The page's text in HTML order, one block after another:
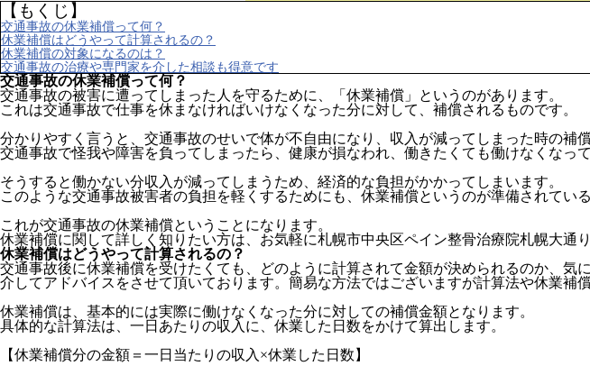
【もくじ】
交通事故の休業補償って何？
休業補償はどうやって計算されるの？
休業補償の対象になるのは？
交通事故の治療や専門家を介した相談も得意です
交通事故の休業補償って何？
交通事故の被害に遭ってしまった人を守るために、「休業補償」というのがあります。
これは交通事故で仕事を休まなければいけなくなった分に対して、補償されるものです。
分かりやすく言うと、交通事故のせいで体が不自由になり、収入が減ってしまった時の補
交通事故で怪我や障害を負ってしまったら、健康が損なわれ、働きたくても働けなくなっ
そうすると働かない分収入が減ってしまうため、経済的な負担がかかってしまいます。
このような交通事故被害者の負担を軽くするためにも、休業補償というのが準備されている
これが交通事故の休業補償ということになります。
休業補償に関して詳しく知りたい方は、お気軽に札幌市中央区ペイン整骨治療院札幌大通
休業補償はどうやって計算されるの？
交通事故後に休業補償を受けたくても、どのように計算されて金額が決められるのか、
介してアドバイスをさせて頂いております。簡易な方法ではございますが計算法や休業補
休業補償は、基本的には実際に働けなくなった分に対しての補償金額となります。
具体的な計算法は、一日あたりの収入に、休業した日数をかけて算出します。
【休業補償分の金額＝一日当たりの収入×休業した日数】